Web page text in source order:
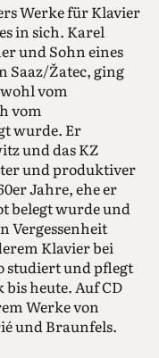
Werke für Klavier
in sich. Karel
und Sohn eines
Saaz/Žatec, ging
vom
vom
wurde. Er
und das KZ
und produktiver
Jahre, ehe er
belegt wurde und
Vergessenheit
Klavier bei
studiert und pflegt
heute. Auf CD
Werke von
und Braunfels.